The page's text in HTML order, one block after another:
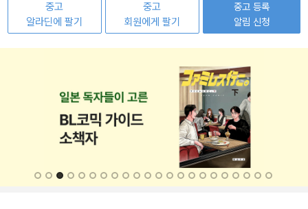
중고
알라딘에 팔기
중고
회원에게 팔기
중고 등록
알림 신청